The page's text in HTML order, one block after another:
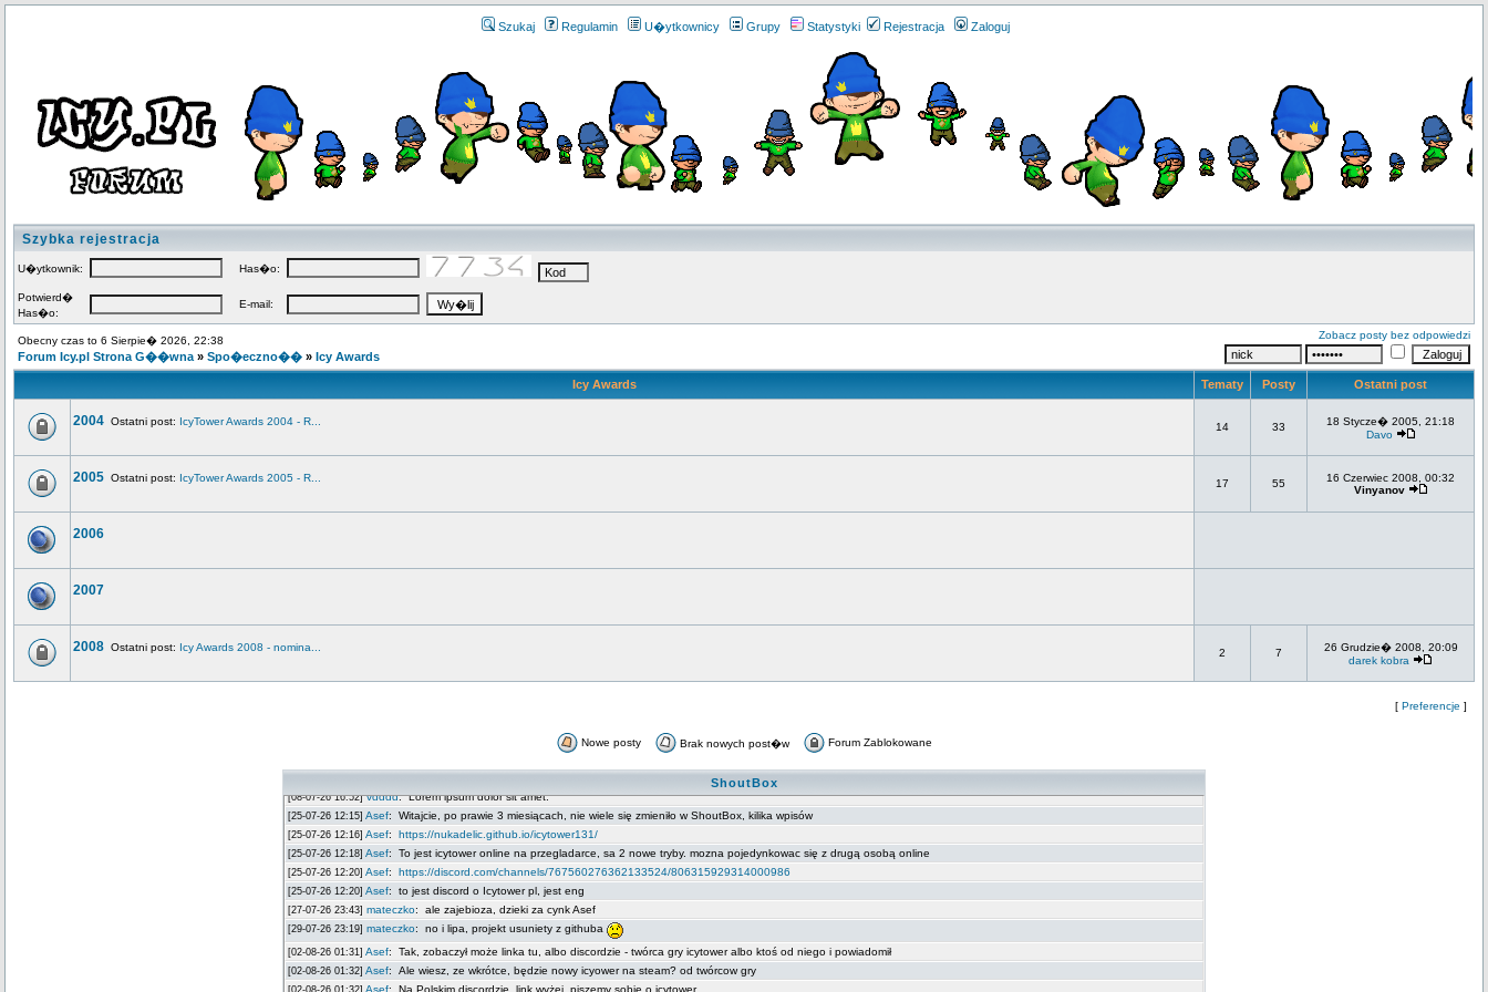
Szukaj Regulamin U�ytkownicy Grupy Statystyki Rejestracja Zaloguj
Szybka rejestracja
U�ytkownik: Has�o:
Potwierd�
Has�o:
E-mail:
Obecny czas to 6 Sierpie� 2026, 22:38
Forum Icy.pl Strona G��wna » Spo�eczno�� » Icy Awards
Zobacz posty bez odpowiedzi
Icy Awards Tematy Posty Ostatni post
2004 Ostatni post: IcyTower Awards 2004 - R... 14 33
18 Stycze� 2005, 21:18
Davo
2005 Ostatni post: IcyTower Awards 2005 - R... 17 55
16 Czerwiec 2008, 00:32
Vinyanov
2006
2007
2008 Ostatni post: Icy Awards 2008 - nomina... 2 7
26 Grudzie� 2008, 20:09
darek kobra
[ Preferencje ]
Nowe posty Brak nowych post�w Forum Zablokowane
ShoutBox